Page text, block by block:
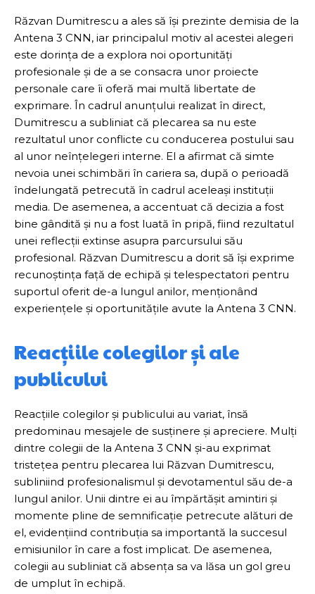
Răzvan Dumitrescu a ales să își prezinte demisia de la
Antena 3 CNN, iar principalul motiv al acestei alegeri
este dorința de a explora noi oportunități
profesionale și de a se consacra unor proiecte
personale care îi oferă mai multă libertate de
exprimare. În cadrul anunțului realizat în direct,
Dumitrescu a subliniat că plecarea sa nu este
rezultatul unor conflicte cu conducerea postului sau
al unor neînțelegeri interne. El a afirmat că simte
nevoia unei schimbări în cariera sa, după o perioadă
îndelungată petrecută în cadrul aceleași instituții
media. De asemenea, a accentuat că decizia a fost
bine gândită și nu a fost luată în pripă, fiind rezultatul
unei reflecții extinse asupra parcursului său
profesional. Răzvan Dumitrescu a dorit să își exprime
recunoștința față de echipă și telespectatori pentru
suportul oferit de-a lungul anilor, menționând
experiențele și oportunitățile avute la Antena 3 CNN.
Reacțiile colegilor și ale
publicului
Reacțiile colegilor și publicului au variat, însă
predominau mesajele de susținere și apreciere. Mulți
dintre colegii de la Antena 3 CNN și-au exprimat
tristețea pentru plecarea lui Răzvan Dumitrescu,
subliniind profesionalismul și devotamentul său de-a
lungul anilor. Unii dintre ei au împărtășit amintiri și
momente pline de semnificație petrecute alături de
el, evidențiind contribuția sa importantă la succesul
emisiunilor în care a fost implicat. De asemenea,
colegii au subliniat că absența sa va lăsa un gol greu
de umplut în echipă.